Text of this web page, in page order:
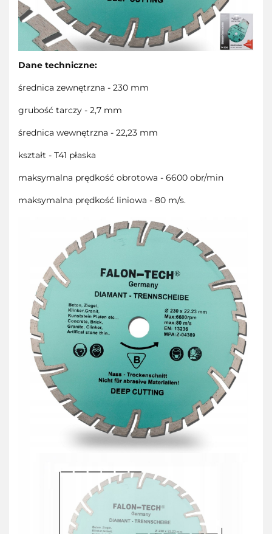
Dane techniczne:
średnica zewnętrzna - 230 mm
grubość tarczy - 2,7 mm
średnica wewnętrzna - 22,23 mm
kształt - T41 płaska
maksymalna prędkość obrotowa - 6600 obr/min
maksymalna prędkość liniowa - 80 m/s.